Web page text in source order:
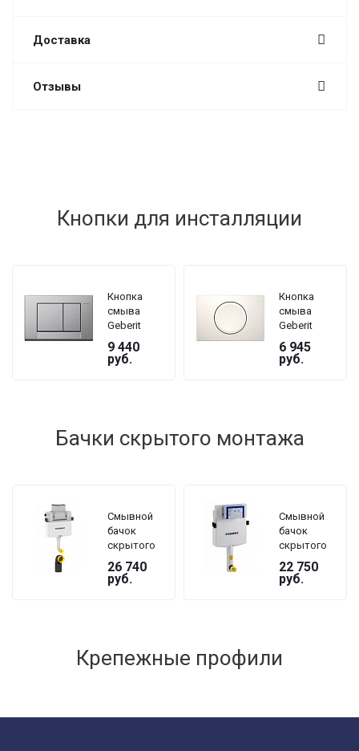
Доставка
Отзывы
Кнопки для инсталляции
Кнопка
смыва
Geberit
Bolero
115.777.46.1
хром
9 440
руб.
Кнопка
смыва
Geberit
Delta 11
115.120.11.1
белая
6 945
руб.
Бачки скрытого монтажа
Смывной
бачок
скрытого
монтажа
Geberit
Omega 12
26 740
руб.
Смывной
бачок
скрытого
монтажа
Geberit
Sigma
22 750
руб.
Крепежные профили